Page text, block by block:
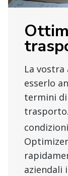
La
esserlo
termini
aziendali